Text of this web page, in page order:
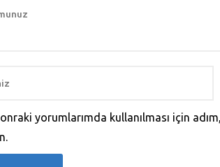
yorumlarımda kullanılması için